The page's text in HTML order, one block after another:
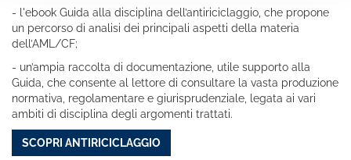
- l'ebook Guida alla disciplina dell’antiriciclaggio, che propone
un percorso di analisi dei principali aspetti della materia
dell’AML/CF;
- un’ampia raccolta di documentazione, utile supporto alla
Guida, che consente al lettore di consultare la vasta produzione
normativa, regolamentare e giurisprudenziale, legata ai vari
ambiti di disciplina degli argomenti trattati.
SCOPRI ANTIRICICLAGGIO